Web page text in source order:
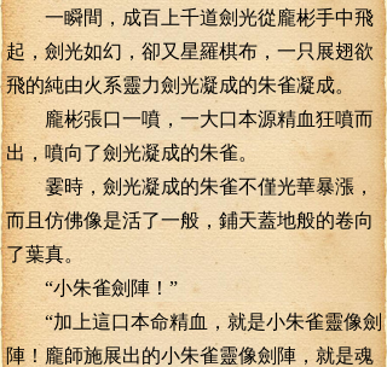
一瞬間，成百上千道劍光從龐彬手中飛
起，劍光如幻，卻又星羅棋布，一只展翅欲
飛的純由火系靈力劍光凝成的朱雀凝成。
龐彬張口一噴，一大口本源精血狂噴而
出，噴向了劍光凝成的朱雀。
霎時，劍光凝成的朱雀不僅光華暴漲，
而且仿佛像是活了一般，鋪天蓋地般的卷向
了葉真。
“小朱雀劍陣！”
“加上這口本命精血，就是小朱雀靈像劍
陣！龐師施展出的小朱雀靈像劍陣，就是魂